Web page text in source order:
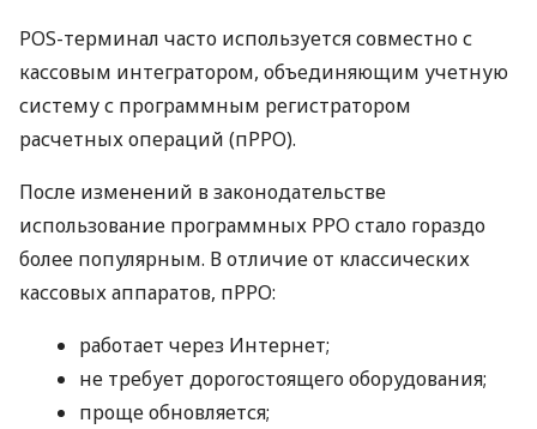
POS-терминал часто используется совместно с
кассовым интегратором, объединяющим учетную
систему с программным регистратором
расчетных операций (пРРО).
После изменений в законодательстве
использование программных РРО стало гораздо
более популярным. В отличие от классических
кассовых аппаратов, пРРО:
работает через Интернет;
не требует дорогостоящего оборудования;
проще обновляется;